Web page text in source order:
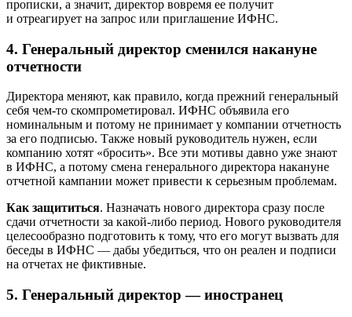
прописки, а значит, директор вовремя ее получит
и отреагирует на запрос или приглашение ИФНС.
4. Генеральный директор сменился накануне
отчетности
Директора меняют, как правило, когда прежний генеральный
себя чем-то скомпрометировал. ИФНС объявила его
номинальным и потому не принимает у компании отчетность
за его подписью. Также новый руководитель нужен, если
компанию хотят «бросить». Все эти мотивы давно уже знают
в ИФНС, а потому смена генерального директора накануне
отчетной кампании может привести к серьезным проблемам.
Как защититься. Назначать нового директора сразу после
сдачи отчетности за какой-либо период. Нового руководителя
целесообразно подготовить к тому, что его могут вызвать для
беседы в ИФНС — дабы убедиться, что он реален и подписи
на отчетах не фиктивные.
5. Генеральный директор — иностранец